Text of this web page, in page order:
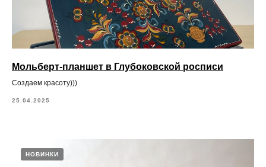
Мольберт-планшет в Глубоковской росписи
Создаем красоту)))
25.04.2025
НОВИНКИ